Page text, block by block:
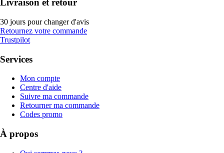
Livraison et retour
30 jours pour changer d'avis
Retournez votre commande
Trustpilot
Services
Mon compte
Centre d'aide
Suivre ma commande
Retourner ma commande
Codes promo
À propos